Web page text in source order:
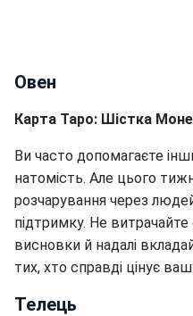
Овен
Карта Таро: Шістка
Ви часто допомагаєте
натомість. Але цього
розчарування через
підтримку. Не витрачайте
висновки й надалі
тих, хто справді цінує
Телець